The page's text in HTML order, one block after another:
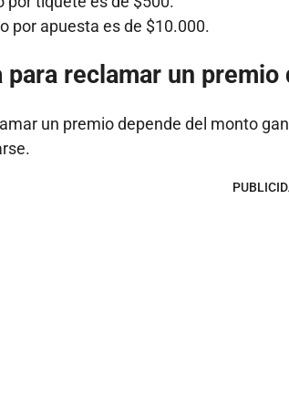
por apuesta es de $10.000.
para reclamar un premio
un premio depende del monto